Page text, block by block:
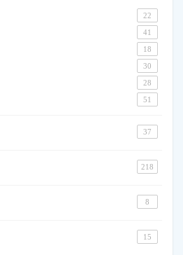
22
41
18
30
28
51
37
218
8
15